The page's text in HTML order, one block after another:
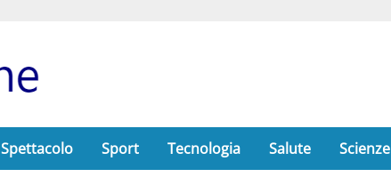
Spettacolo Sport Tecnologia Salute Scienze